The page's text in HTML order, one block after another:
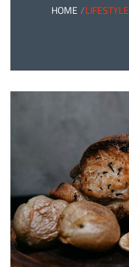
HOME LIFESTYLE